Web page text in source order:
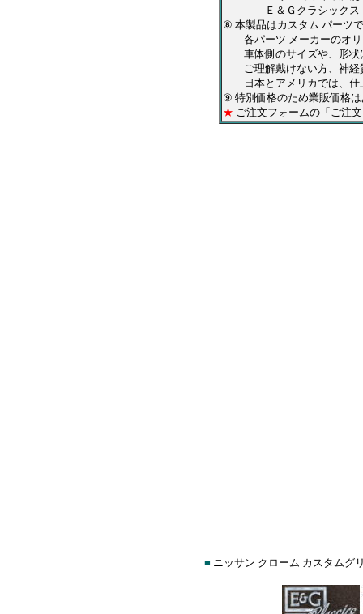
Ｅ＆Ｇクラシックス・Ｑ
⑧ 本製品はカスタム パーツ
各パーツ メーカーのオリ
車体側のサイズや、形状
ご理解戴けない方、神経
日本とアメリカでは、仕
⑨ 特別価格のため業販価格
★ ご注文フォームの「ご注
■ ニッサン クローム カスタムグ